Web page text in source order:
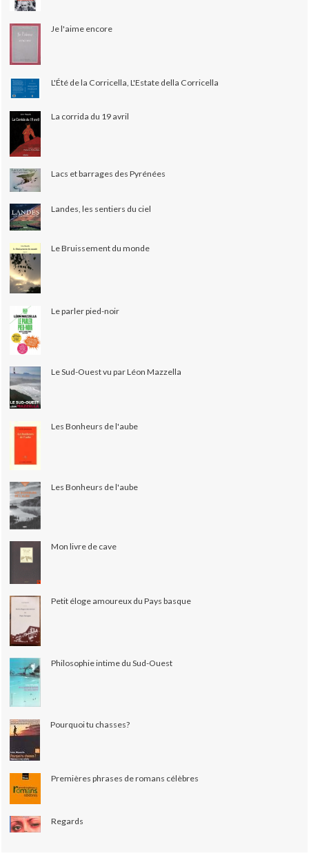
Je l'aime encore
L'Été de la Corricella, L'Estate della Corricella
La corrida du 19 avril
Lacs et barrages des Pyrénées
Landes, les sentiers du ciel
Le Bruissement du monde
Le parler pied-noir
Le Sud-Ouest vu par Léon Mazzella
Les Bonheurs de l'aube
Les Bonheurs de l'aube
Mon livre de cave
Petit éloge amoureux du Pays basque
Philosophie intime du Sud-Ouest
Pourquoi tu chasses?
Premières phrases de romans célèbres
Regards